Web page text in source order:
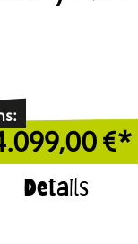
€*
Details